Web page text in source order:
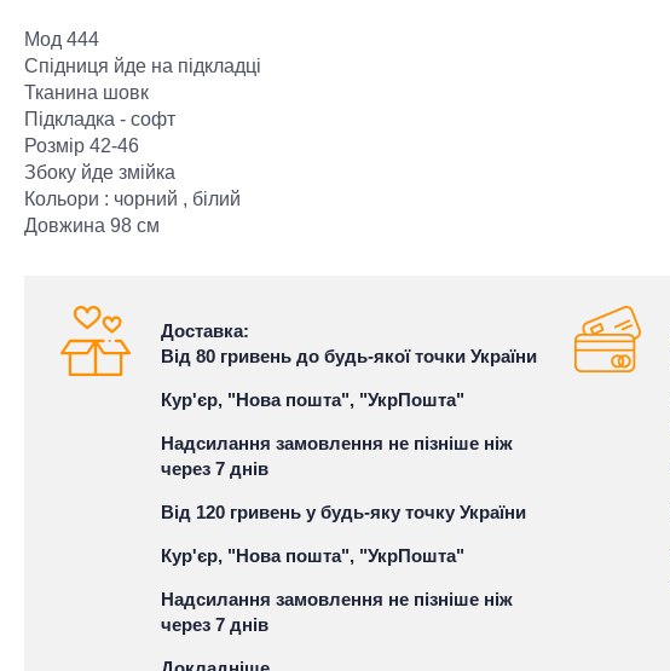
Мод 444
Спідниця йде на підкладці
Тканина шовк
Підкладка - софт
Розмір 42-46
Збоку йде змійка
Кольори : чорний , білий
Довжина 98 см
Доставка:
Від 80 гривень до будь-якої точки України
Кур'єр, "Нова пошта", "УкрПошта"
Надсилання замовлення не пізніше ніж
через 7 днів
Від 120 гривень у будь-яку точку України
Кур'єр, "Нова пошта", "УкрПошта"
Надсилання замовлення не пізніше ніж
через 7 днів